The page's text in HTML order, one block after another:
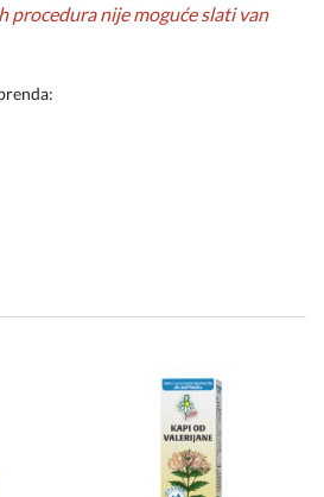
procedura nije moguće slati van